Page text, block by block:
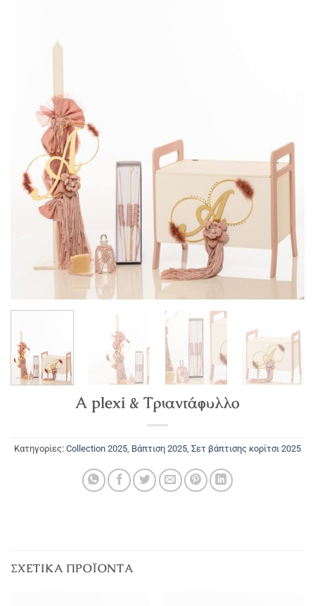
Α plexi & Τριαντάφυλλο
Κατηγορίες: Collection 2025 Βάπτιση 2025 Σετ βάπτισης κορίτσι 2025
ΣΧΕΤΙΚΆ ΠΡΟΪΌΝΤΑ